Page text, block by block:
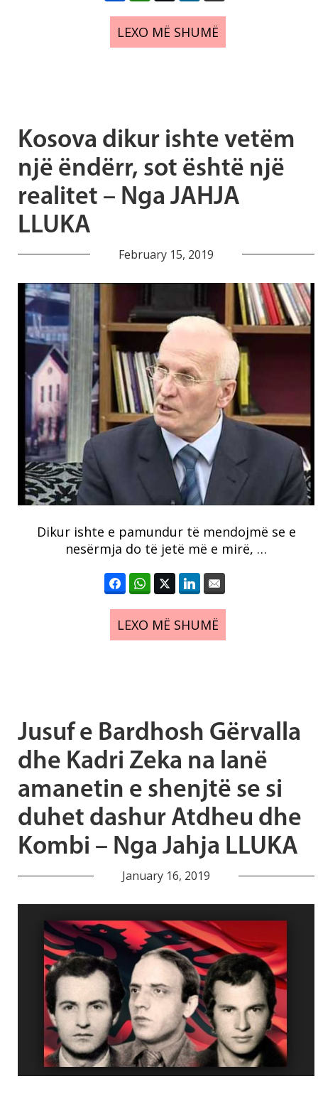
LEXO MË SHUMË
Kosova dikur ishte vetëm
një ëndërr, sot është një
realitet – Nga JAHJA
LLUKA
February 15, 2019
Dikur ishte e pamundur të mendojmë se e
nesërmja do të jetë më e mirë, …
LEXO MË SHUMË
Jusuf e Bardhosh Gërvalla
dhe Kadri Zeka na lanë
amanetin e shenjtë se si
duhet dashur Atdheu dhe
Kombi – Nga Jahja LLUKA
January 16, 2019